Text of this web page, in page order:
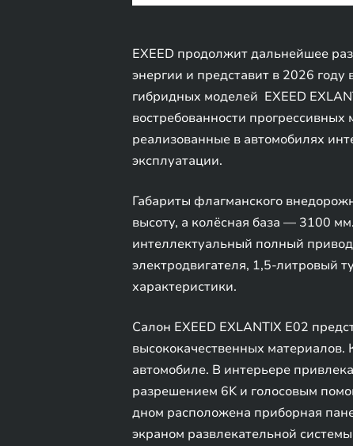
EXEED продолжит дальнейшее
энергии и представит в 2026
гибридных моделей EXEED
востребованности
реализованные в автомобилях
эксплуатации.
Габариты флагманского
высоту, а колёсная база — 3100
интеллектуальный полный
электродвигателя, 1,5-литровый
характеристики.
Салон EXEED EXLANTIX E02
высококачественных
автомобиле. В интерьере
разрешением 6K и голосовым
дном расположена приборная
экраном развлекательной